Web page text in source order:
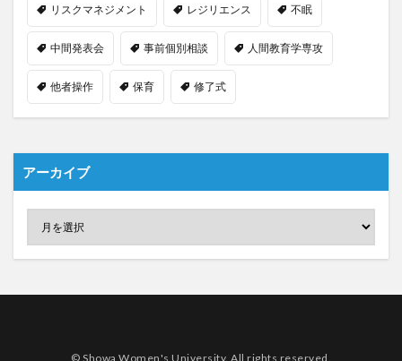
リスクマネジメント レジリエンス 不眠
中間発表会 事前個別相談 人間教育学専攻
他者操作 保育 修了式
アーカイブ
© Showa Women's University. All rights reserved.